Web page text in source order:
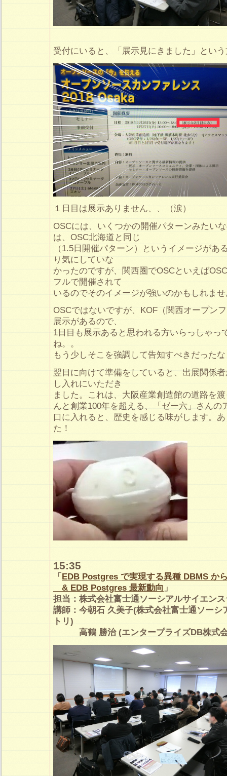
受付にいると、「展示見にきました」とい
１日目は展示ありません、、（涙）
OSCには、いくつかの開催パターンみたい
は、OSC北海道と同じ
（1.5日開催パターン）というイメージがあ
り気にしていな
かったのですが、関西圏でOSCといえば
フルで開催されて
いるのでそのイメージが強いのかもしれま
OSCではないですが、KOF（関西オープン
展示があるので、
1日目も展示あると思われる方いらっしゃっ
ね。。
もう少しそこを強調して告知すべきだった
翌日に向けて準備をしていると、出展関係
し入れにいただき
ました。これは、大阪産業創造館の道路を
んと創業100年を超える、「ゼー六」さんの
口に入れると、歴史を感じる味がします。
た！
15:35
「 EDB Postgres で実現する異種 DBMS か
& EDB Postgres 最新動向 」
担当：株式会社富士通ソーシアルサイエン
講師：今朝石 久美子(株式会社富士通ソーシ
トリ)
高鶴 勝治 (エンタープライズDB株式